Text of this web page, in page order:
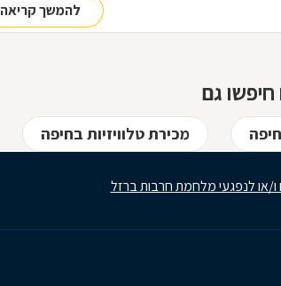
להמשך קריאה
חיפשו גם
מכירת טלוויזיות בחיפה
ו/או לנפגעי מלחמת חרבות ברזל